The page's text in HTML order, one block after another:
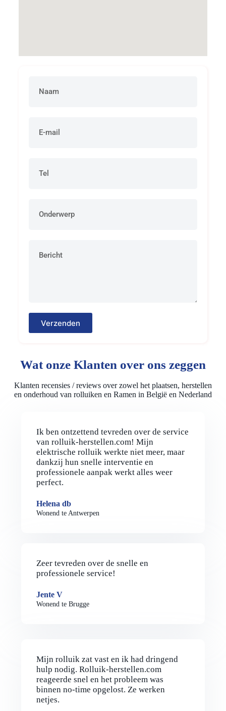
Verzenden
Wat onze Klanten over ons zeggen
Klanten recensies / reviews over zowel het plaatsen, herstellen
en onderhoud van rolluiken en Ramen in België en Nederland
Ik ben ontzettend tevreden over de service
van rolluik-herstellen.com! Mijn
elektrische rolluik werkte niet meer, maar
dankzij hun snelle interventie en
professionele aanpak werkt alles weer
perfect.
Helena db
Wonend te Antwerpen
Zeer tevreden over de snelle en
professionele service!
Jente V
Wonend te Brugge
Mijn rolluik zat vast en ik had dringend
hulp nodig. Rolluik-herstellen.com
reageerde snel en het probleem was
binnen no-time opgelost. Ze werken
netjes.